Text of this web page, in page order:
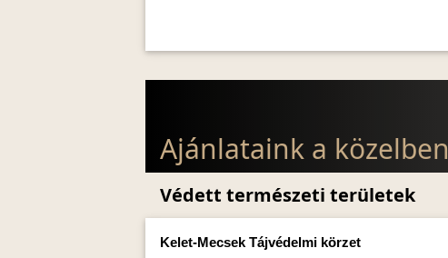
Ajánlataink a közelben
Védett természeti területek
Kelet-Mecsek Tájvédelmi körzet